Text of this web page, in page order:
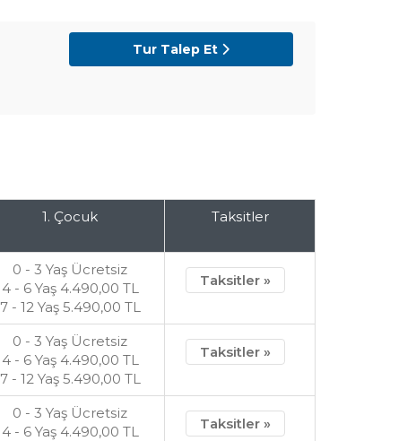
Tur Talep Et
1. Çocuk Taksitler
0 - 3 Yaş Ücretsiz
4 - 6 Yaş 4.490,00 TL
7 - 12 Yaş 5.490,00 TL
Taksitler »
0 - 3 Yaş Ücretsiz
4 - 6 Yaş 4.490,00 TL
7 - 12 Yaş 5.490,00 TL
Taksitler »
0 - 3 Yaş Ücretsiz
4 - 6 Yaş 4.490,00 TL
Taksitler »